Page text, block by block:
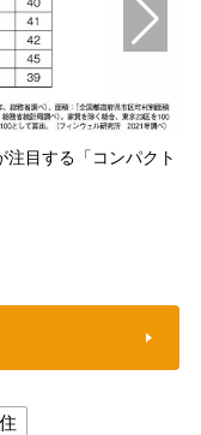
目する「コンパクト